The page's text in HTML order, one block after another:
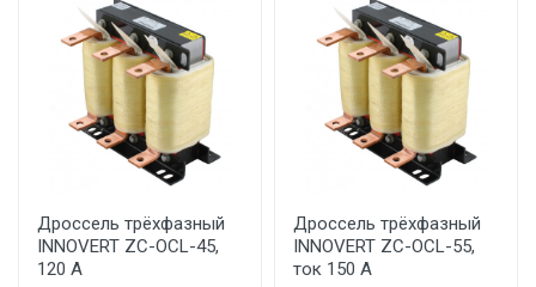
Дроссель трёхфазный
INNOVERT ZC-OCL-45,
120 A
Дроссель трёхфазный
INNOVERT ZC-OCL-55,
ток 150 А